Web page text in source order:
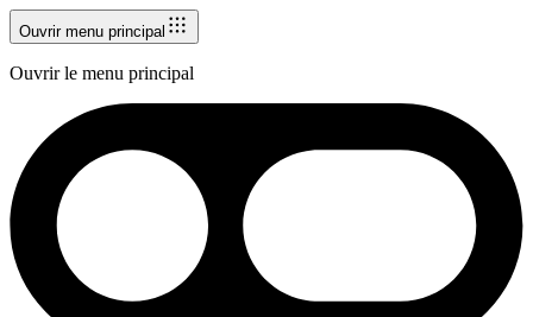
Ouvrir menu principal
Ouvrir le menu principal